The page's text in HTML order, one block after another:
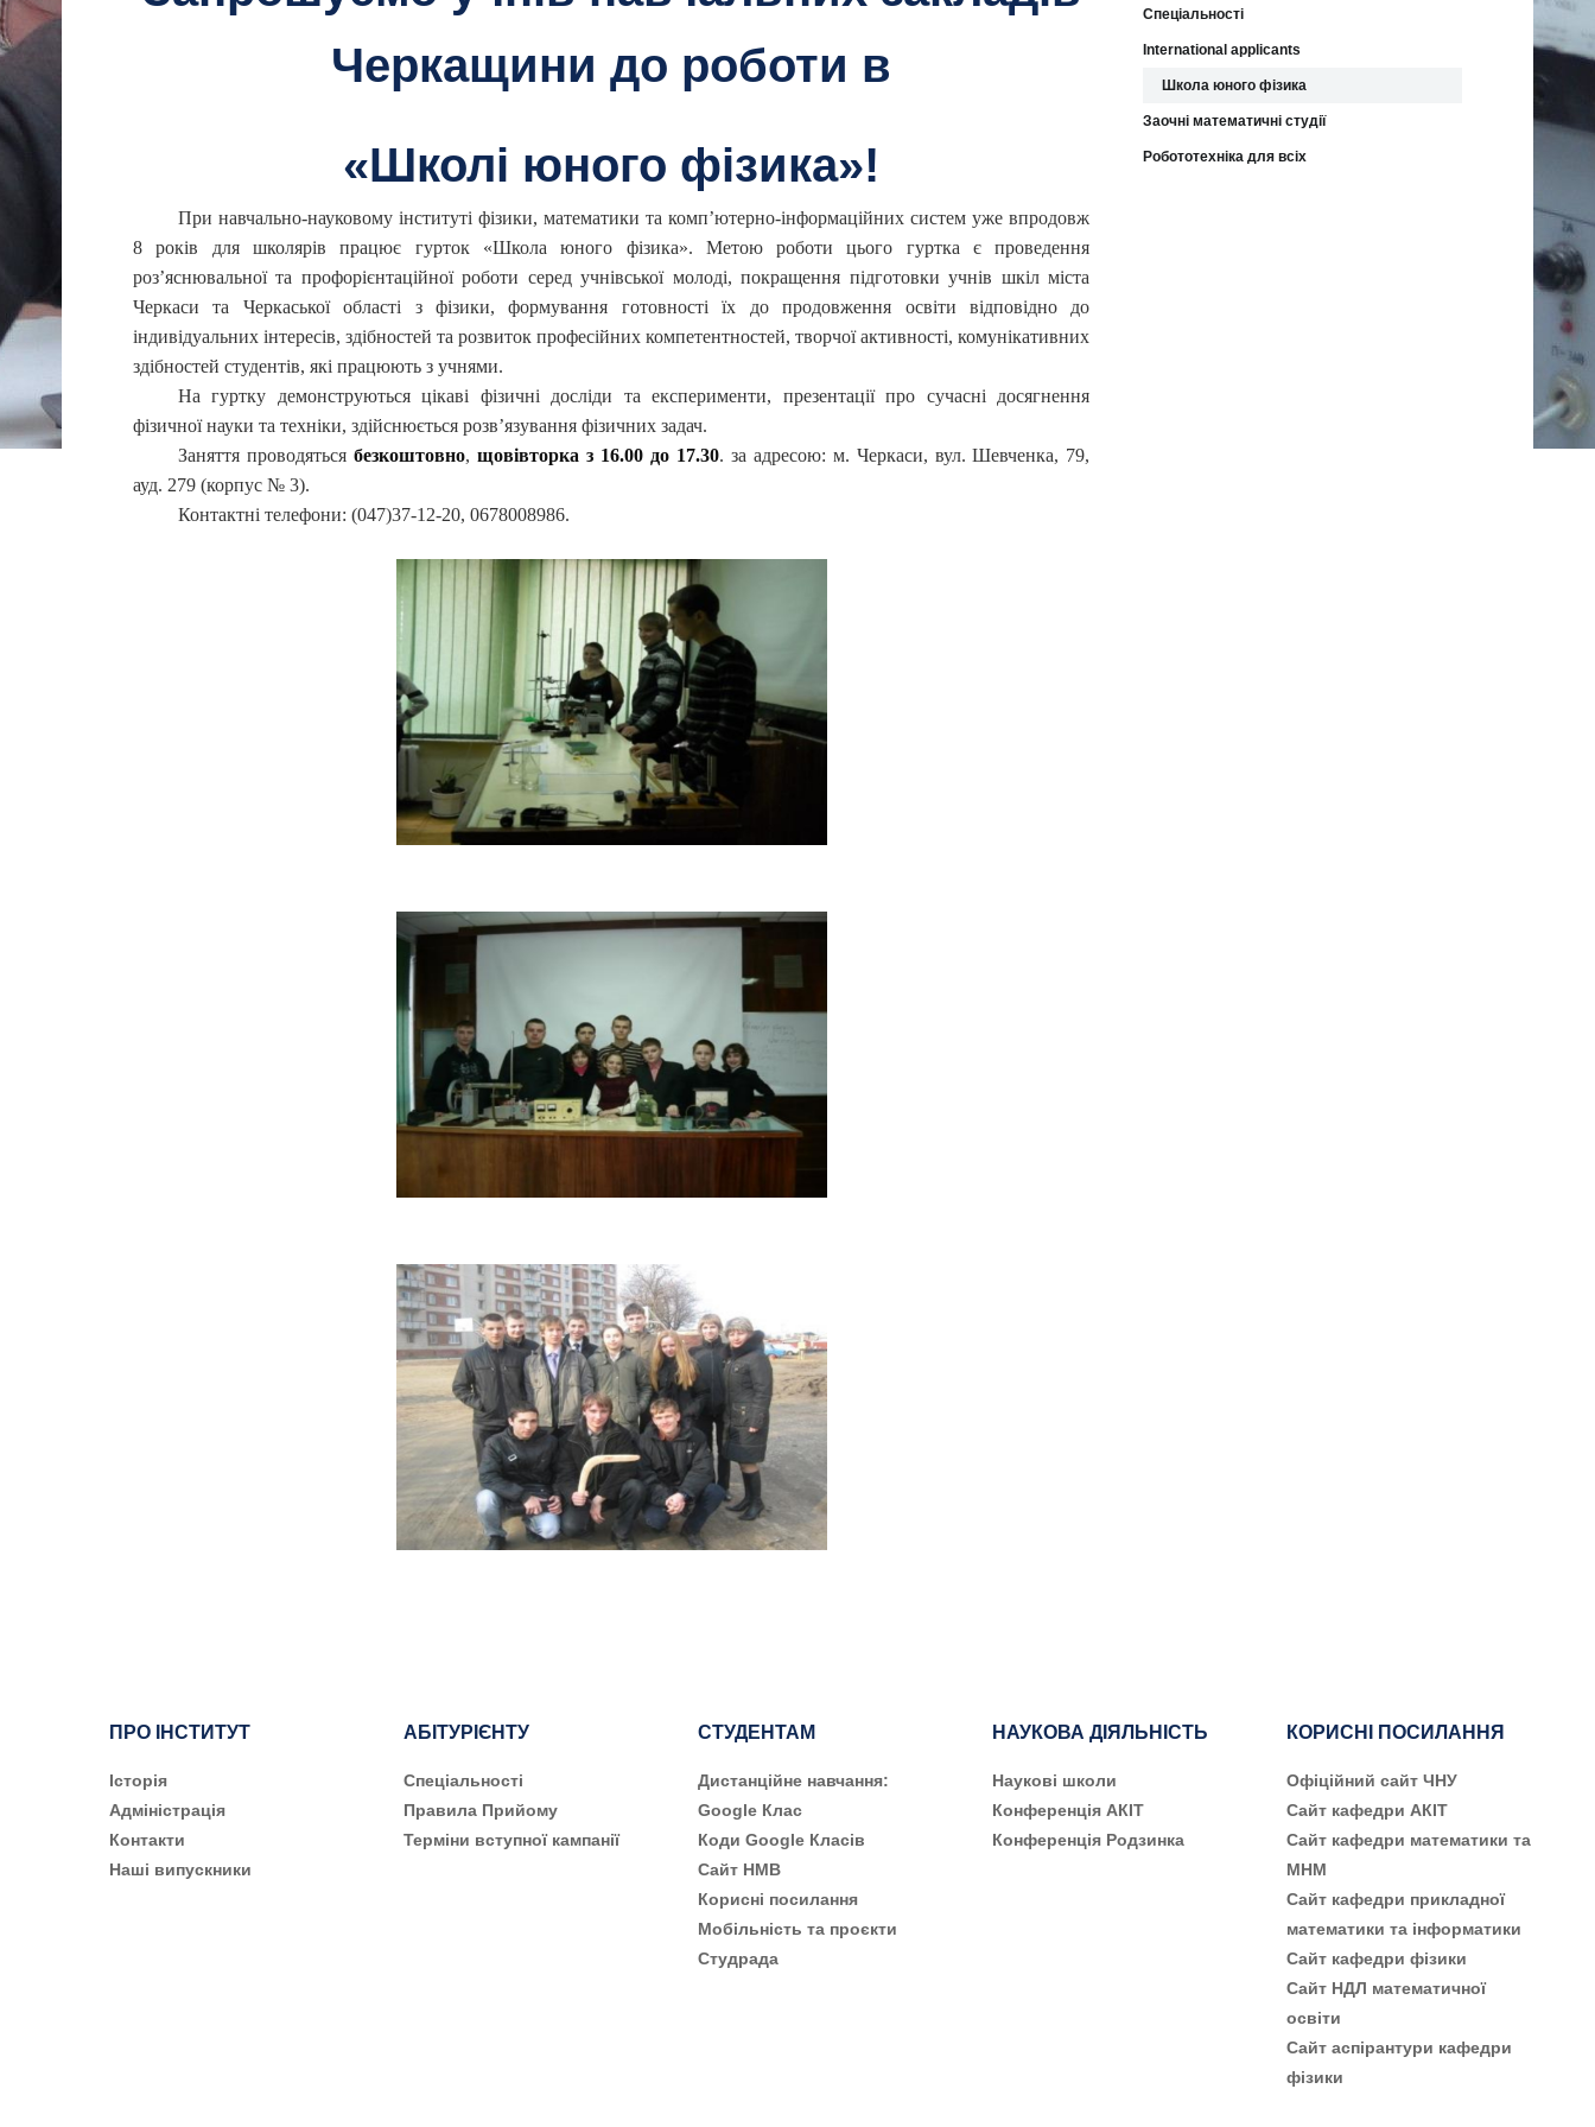
Черкащини до роботи в
«Школі юного фізика»!
При навчально-науковому інституті фізики, математики та комп’ютерно-інформаційних систем уже впродовж
8 років для школярів працює гурток «Школа юного фізика». Метою роботи цього гуртка є проведення
роз’яснювальної та профорієнтаційної роботи серед учнівської молоді, покращення підготовки учнів шкіл міста
Черкаси та Черкаської області з фізики, формування готовності їх до продовження освіти відповідно до
індивідуальних інтересів, здібностей та розвиток професійних компетентностей, творчої активності, комунікативних
здібностей студентів, які працюють з учнями.
На гуртку демонструються цікаві фізичні досліди та експерименти, презентації про сучасні досягнення
фізичної науки та техніки, здійснюється розв’язування фізичних задач.
Заняття проводяться безкоштовно, щовівторка з 16.00 до 17.30. за адресою: м. Черкаси, вул. Шевченка, 79,
ауд. 279 (корпус № 3).
Контактні телефони: (047)37-12-20, 0678008986.
Спеціальності
International applicants
Школа юного фізика
Заочні математичні студії
Робототехніка для всіх
ПРО ІНСТИТУТ
Історія
Адміністрація
Контакти
Наші випускники
АБІТУРІЄНТУ
Cпеціальності
Правила Прийому
Терміни вступної кампанії
СТУДЕНТАМ
Дистанційне навчання:
Google Клас
Коди Google Класів
Сайт НМВ
Корисні посилання
Мобільність та проєкти
Студрада
НАУКОВА ДІЯЛЬНІСТЬ
Наукові школи
Конференція АКІТ
Конференція Родзинка
КОРИСНІ ПОСИЛАННЯ
Офіційний сайт ЧНУ
Сайт кафедри АКІТ
Сайт кафедри математики та
МНМ
Сайт кафедри прикладної
математики та інформатики
Сайт кафедри фізики
Сайт НДЛ математичної
освіти
Сайт аспірантури кафедри
фізики